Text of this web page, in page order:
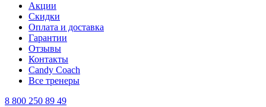
Акции
Скидки
Оплата и доставка
Гарантии
Отзывы
Контакты
Candy Coach
Все тренеры
8 800 250 89 49